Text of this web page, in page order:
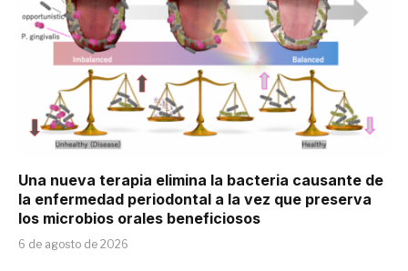
Una nueva terapia elimina la bacteria causante de
la enfermedad periodontal a la vez que preserva
los microbios orales beneficiosos
6 de agosto de 2026